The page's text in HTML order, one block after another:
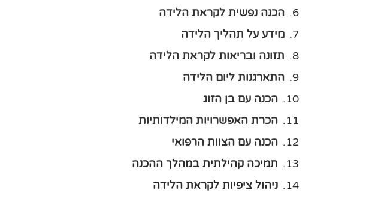
הכנה נפשית לקראת הלידה
מידע על תהליך הלידה
תזונה ובריאות לקראת הלידה
התארגנות ליום הלידה
הכנה עם בן הזוג
הכרת האפשרויות המילדותיות
הכנה עם הצוות הרפואי
תמיכה קהילתית במהלך ההכנה
ניהול ציפיות לקראת הלידה